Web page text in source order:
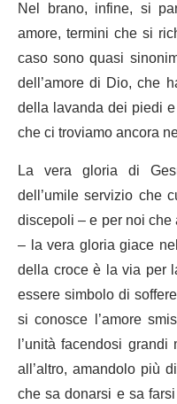
Nel brano, infine, si
amore, termini che si
caso sono quasi
dell’amore di Dio, che
della lavanda dei piedi
che ci troviamo ancora
La vera gloria di
dell’umile servizio che
discepoli – e per noi
– la vera gloria giace
della croce è la via per
essere simbolo di
si conosce l’amore
l’unità facendosi
all’altro, amandolo più
che sa donarsi e sa